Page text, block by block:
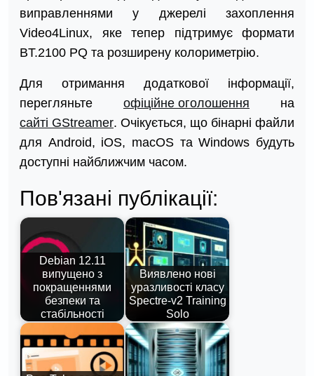
виправленнями у джерелі захоплення
Video4Linux, яке тепер підтримує формати
BT.2100 PQ та розширену колориметрію.
Для отримання додаткової інформації,
перегляньте офіційне оголошення на
сайті GStreamer. Очікується, що бінарні файли
для Android, iOS, macOS та Windows будуть
доступні найближчим часом.
Пов'язані публікації:
Debian 12.11
випущено з
покращеннями
безпеки та
стабільності
Виявлено нові
уразливості класу
Spectre-v2 Training
Solo